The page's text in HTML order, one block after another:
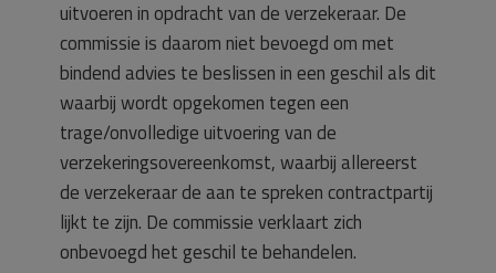
uitvoeren in opdracht van de verzekeraar. De
commissie is daarom niet bevoegd om met
bindend advies te beslissen in een geschil als dit
waarbij wordt opgekomen tegen een
trage/onvolledige uitvoering van de
verzekeringsovereenkomst, waarbij allereerst
de verzekeraar de aan te spreken contractpartij
lijkt te zijn. De commissie verklaart zich
onbevoegd het geschil te behandelen.